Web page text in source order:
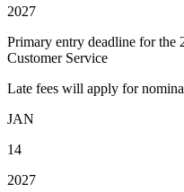
2027
Primary entry deadline for
Customer Service
Late fees will apply for
JAN
14
2027